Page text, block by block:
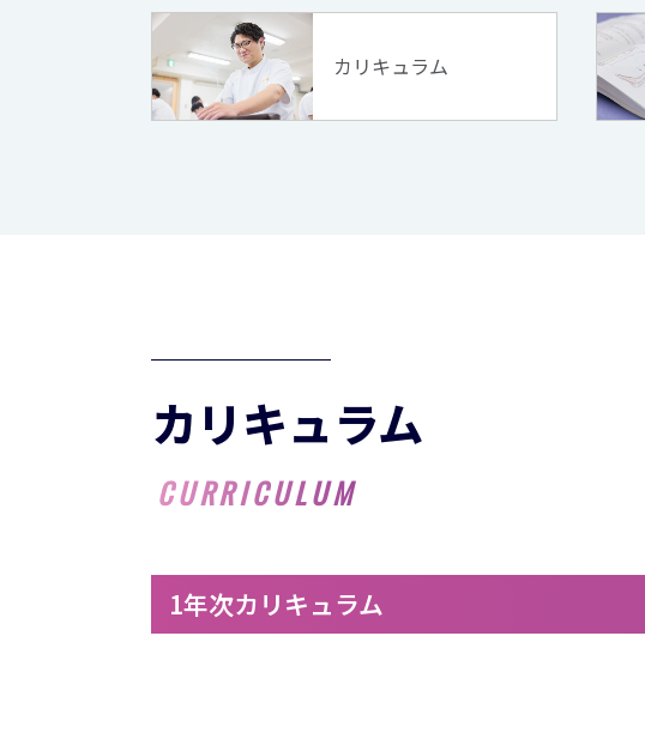
カリキュラム
カリキュラム
CURRICULUM
1年次カリキュラム